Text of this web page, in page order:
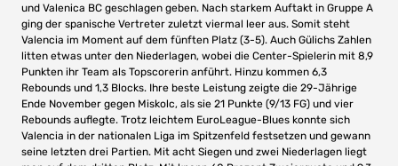
und Valenica BC geschlagen geben. Nach starkem Auftakt in Gruppe A
ging der spanische Vertreter zuletzt viermal leer aus. Somit steht
Valencia im Moment auf dem fünften Platz (3-5). Auch Gülichs Zahlen
litten etwas unter den Niederlagen, wobei die Center-Spielerin mit 8,9
Punkten ihr Team als Topscorerin anführt. Hinzu kommen 6,3
Rebounds und 1,3 Blocks. Ihre beste Leistung zeigte die 29-Jährige
Ende November gegen Miskolc, als sie 21 Punkte (9/13 FG) und vier
Rebounds auflegte. Trotz leichtem EuroLeague-Blues konnte sich
Valencia in der nationalen Liga im Spitzenfeld festsetzen und gewann
seine letzten drei Partien. Mit acht Siegen und zwei Niederlagen liegt